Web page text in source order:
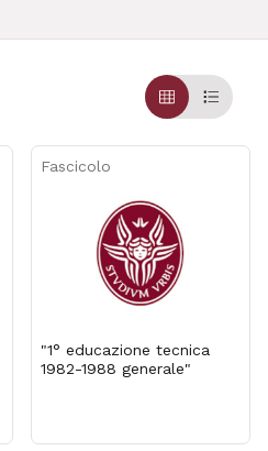
GrigliaTable
Fascicolo
"1° educazione tecnica
1982-1988 generale"